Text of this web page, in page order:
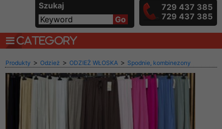
Szukaj
729 437 385
729 437 385
CATEGORY
Produkty > Odzież > ODZIEŻ WŁOSKA > Spodnie, kombinezony